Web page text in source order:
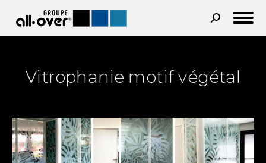
Recherche
:
Vitrophanie motif végétal